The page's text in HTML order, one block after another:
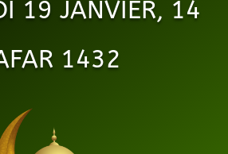
19 JANVIER, 14
1432